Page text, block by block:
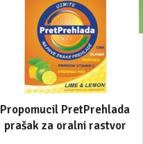
Propomucil PretPrehlada
prašak za oralni rastvor